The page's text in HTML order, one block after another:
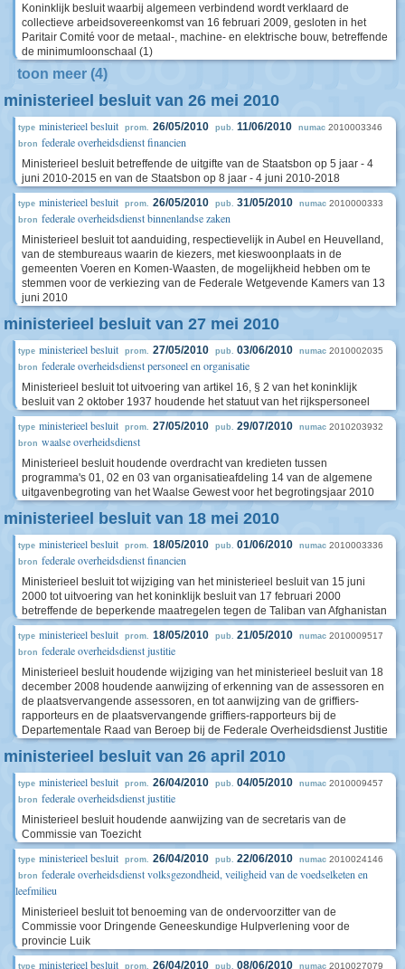
Koninklijk besluit waarbij algemeen verbindend wordt verklaard de
collectieve arbeidsovereenkomst van 16 februari 2009, gesloten in het
Paritair Comité voor de metaal-, machine- en elektrische bouw, betreffende
de minimumloonschaal (1)
toon meer (4)
ministerieel besluit van 26 mei 2010
type ministerieel besluit prom. 26/05/2010 pub. 11/06/2010 numac 2010003346
bron federale overheidsdienst financien
Ministerieel besluit betreffende de uitgifte van de Staatsbon op 5 jaar - 4
juni 2010-2015 en van de Staatsbon op 8 jaar - 4 juni 2010-2018
type ministerieel besluit prom. 26/05/2010 pub. 31/05/2010 numac 2010000333
bron federale overheidsdienst binnenlandse zaken
Ministerieel besluit tot aanduiding, respectievelijk in Aubel en Heuvelland,
van de stembureaus waarin de kiezers, met kieswoonplaats in de
gemeenten Voeren en Komen-Waasten, de mogelijkheid hebben om te
stemmen voor de verkiezing van de Federale Wetgevende Kamers van 13
juni 2010
ministerieel besluit van 27 mei 2010
type ministerieel besluit prom. 27/05/2010 pub. 03/06/2010 numac 2010002035
bron federale overheidsdienst personeel en organisatie
Ministerieel besluit tot uitvoering van artikel 16, § 2 van het koninklijk
besluit van 2 oktober 1937 houdende het statuut van het rijkspersoneel
type ministerieel besluit prom. 27/05/2010 pub. 29/07/2010 numac 2010203932
bron waalse overheidsdienst
Ministerieel besluit houdende overdracht van kredieten tussen
programma's 01, 02 en 03 van organisatieafdeling 14 van de algemene
uitgavenbegroting van het Waalse Gewest voor het begrotingsjaar 2010
ministerieel besluit van 18 mei 2010
type ministerieel besluit prom. 18/05/2010 pub. 01/06/2010 numac 2010003336
bron federale overheidsdienst financien
Ministerieel besluit tot wijziging van het ministerieel besluit van 15 juni
2000 tot uitvoering van het koninklijk besluit van 17 februari 2000
betreffende de beperkende maatregelen tegen de Taliban van Afghanistan
type ministerieel besluit prom. 18/05/2010 pub. 21/05/2010 numac 2010009517
bron federale overheidsdienst justitie
Ministerieel besluit houdende wijziging van het ministerieel besluit van 18
december 2008 houdende aanwijzing of erkenning van de assessoren en
de plaatsvervangende assessoren, en tot aanwijzing van de griffiers-
rapporteurs en de plaatsvervangende griffiers-rapporteurs bij de
Departementale Raad van Beroep bij de Federale Overheidsdienst Justitie
ministerieel besluit van 26 april 2010
type ministerieel besluit prom. 26/04/2010 pub. 04/05/2010 numac 2010009457
bron federale overheidsdienst justitie
Ministerieel besluit houdende aanwijzing van de secretaris van de
Commissie van Toezicht
type ministerieel besluit prom. 26/04/2010 pub. 22/06/2010 numac 2010024146
bron federale overheidsdienst volksgezondheid, veiligheid van de voedselketen en
leefmilieu
Ministerieel besluit tot benoeming van de ondervoorzitter van de
Commissie voor Dringende Geneeskundige Hulpverlening voor de
provincie Luik
type ministerieel besluit prom. 26/04/2010 pub. 08/06/2010 numac 2010027079